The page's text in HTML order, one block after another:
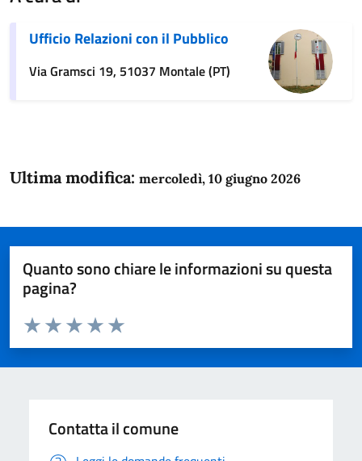
Ufficio Relazioni con il Pubblico
Via Gramsci 19, 51037 Montale (PT)
Ultima modifica: mercoledì, 10 giugno 2026
Quanto sono chiare le informazioni su questa
pagina?
Domanda
Valuta da 1 a 5 stelle la pagina
Valuta 5 stelle su 5
Valuta 4 stelle su 5
Valuta 3 stelle su 5
Valuta 2 stelle su 5
Valuta 1 stelle su 5
Contatta il comune